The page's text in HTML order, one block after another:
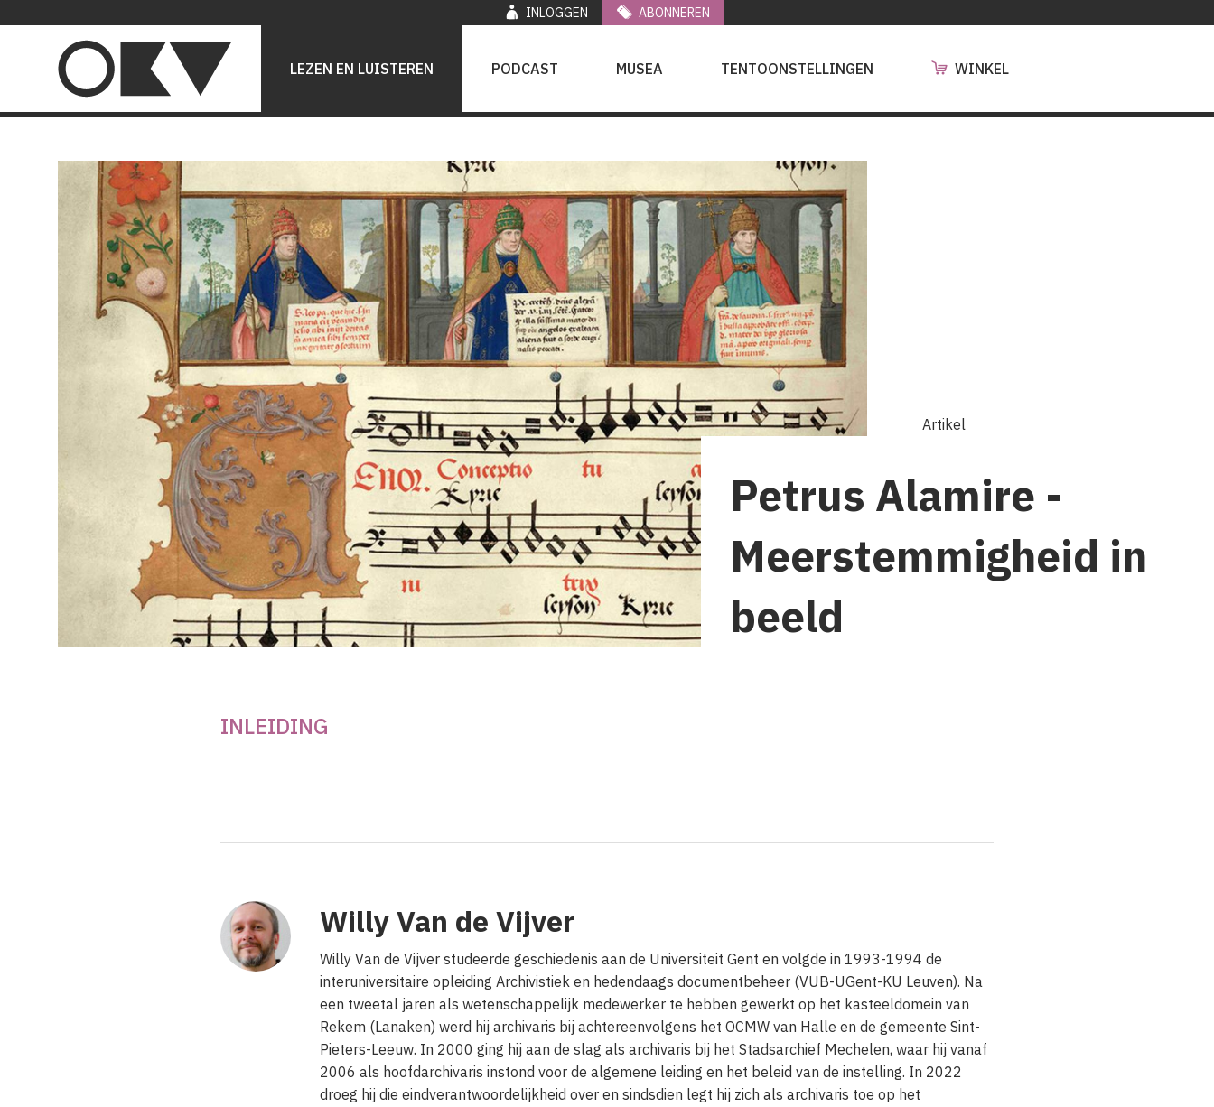
INLOGGEN ABONNEREN
navigation
LEZEN EN LUISTEREN PODCAST MUSEA TENTOONSTELLINGEN WINKEL
Petrus Alamire -
Meerstemmigheid in
beeld
Artikel
INLEIDING
Willy Van de Vijver
Willy Van de Vijver studeerde geschiedenis aan de Universiteit Gent en volgde in 1993-1994 de
interuniversitaire opleiding Archivistiek en hedendaags documentbeheer (VUB-UGent-KU Leuven). Na
een tweetal jaren als wetenschappelijk medewerker te hebben gewerkt op het kasteeldomein van
Rekem (Lanaken) werd hij archivaris bij achtereenvolgens het OCMW van Halle en de gemeente Sint-
Pieters-Leeuw. In 2000 ging hij aan de slag als archivaris bij het Stadsarchief Mechelen, waar hij vanaf
2006 als hoofdarchivaris instond voor de algemene leiding en het beleid van de instelling. In 2022
droeg hij die eindverantwoordelijkheid over en sindsdien legt hij zich als archivaris toe op het